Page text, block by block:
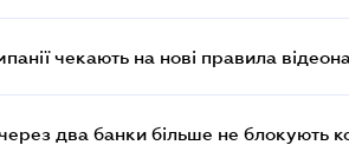
чекають на нові правила
два банки більше не блокують